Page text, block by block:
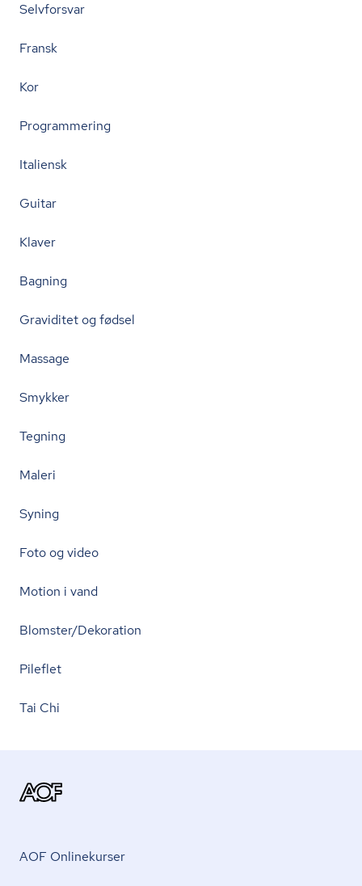
Selvforsvar
Fransk
Kor
Programmering
Italiensk
Guitar
Klaver
Bagning
Graviditet og fødsel
Massage
Smykker
Tegning
Maleri
Syning
Foto og video
Motion i vand
Blomster/Dekoration
Pileflet
Tai Chi
AOF Onlinekurser